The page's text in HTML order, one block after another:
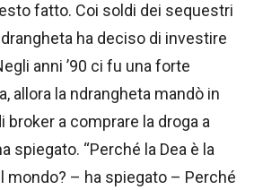
fatto. Coi soldi dei sequestri
ha deciso di investire
anni ’90 ci fu una forte
allora la ndrangheta mandò in
broker a comprare la droga a
spiegato. “Perché la Dea è la
mondo? – ha spiegato – Perché